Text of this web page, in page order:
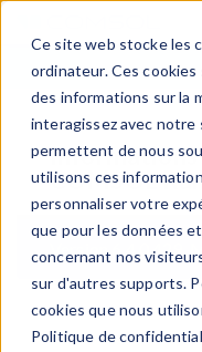
Ce site web stocke les
ordinateur. Ces
des informations sur la
interagissez avec notre
permettent de nous
utilisons ces
personnaliser votre
que pour les données
concernant nos
sur d'autres supports.
cookies que nous
Politique de
Informations
COMSOL
Version 6.4.0.429,